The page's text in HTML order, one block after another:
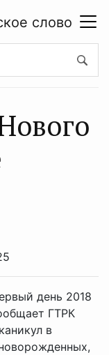
день 2018
ГТРК
в